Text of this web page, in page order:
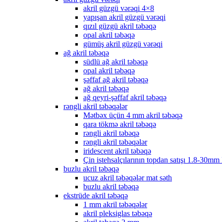
akril güzgü vərəqi 4×8
yapışan akril güzgü vərəqi
qızıl güzgü akril təbəqə
opal akril təbəqə
gümüş akril güzgü vərəqi
ağ akril təbəqə
südlü ağ akril təbəqə
opal akril təbəqə
şəffaf ağ akril təbəqə
ağ akril təbəqə
ağ qeyri-şəffaf akril təbəqə
rəngli akril təbəqələr
Mətbəx üçün 4 mm akril təbəqə
qara tökmə akril təbəqə
rəngli akril təbəqə
rəngli akril təbəqələr
iridescent akril təbəqə
Çin istehsalçılarının topdan satışı 1.8-
buzlu akril təbəqə
ucuz akril təbəqələr mat səth
buzlu akril təbəqə
ekstrüde akril təbəqə
1 mm akril təbəqələr
akril pleksiglas təbəqə